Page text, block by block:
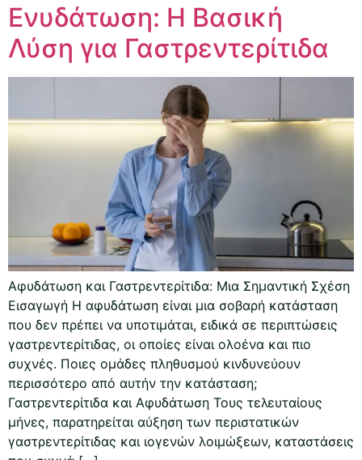
Ενυδάτωση: Η Βασική
Λύση για Γαστρεντερίτιδα
Αφυδάτωση και Γαστρεντερίτιδα: Μια Σημαντική Σχέση
Εισαγωγή Η αφυδάτωση είναι μια σοβαρή κατάσταση
που δεν πρέπει να υποτιμάται, ειδικά σε περιπτώσεις
γαστρεντερίτιδας, οι οποίες είναι ολοένα και πιο
συχνές. Ποιες ομάδες πληθυσμού κινδυνεύουν
περισσότερο από αυτήν την κατάσταση;
Γαστρεντερίτιδα και Αφυδάτωση Τους τελευταίους
μήνες, παρατηρείται αύξηση των περιστατικών
γαστρεντερίτιδας και ιογενών λοιμώξεων, καταστάσεις